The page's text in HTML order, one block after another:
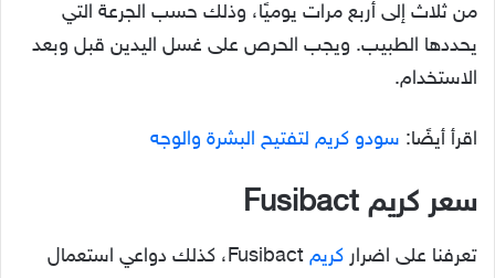
من ثلاث إلى أربع مرات يوميًا، وذلك حسب الجرعة التي
يحددها الطبيب. ويجب الحرص على غسل اليدين قبل وبعد
الاستخدام.
اقرأ أيضًا: سودو كريم لتفتيح البشرة والوجه
سعر كريم Fusibact
تعرفنا على اضرار كريم
Fusibact، كذلك دواعي استعمال